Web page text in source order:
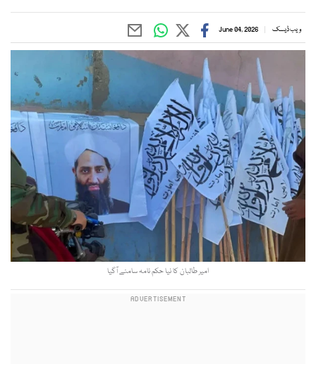
ویب ڈیسک June 04, 2026
امیر طالبان کا نیا حکم نامہ سامنے آگیا